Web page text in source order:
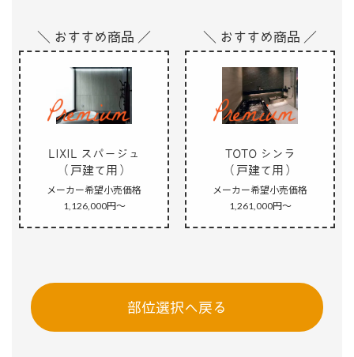
＼ おすすめ商品 ／
LIXIL スパージュ
（戸建て用）
メーカー希望小売価格
1,126,000円～
＼ おすすめ商品 ／
TOTO シンラ
（戸建て用）
メーカー希望小売価格
1,261,000円～
部位選択へ戻る